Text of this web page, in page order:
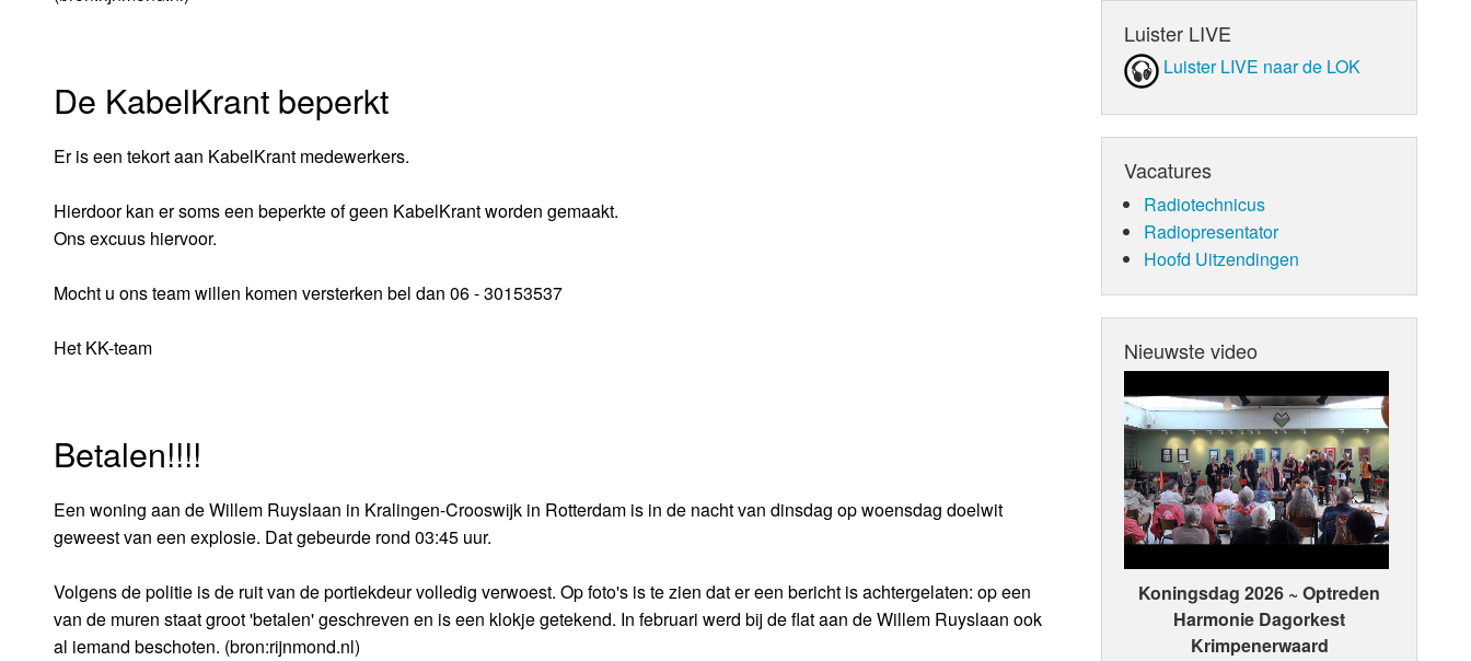
De KabelKrant beperkt
Er is een tekort aan KabelKrant medewerkers.
Hierdoor kan er soms een beperkte of geen KabelKrant worden gemaakt.
Ons excuus hiervoor.
Mocht u ons team willen komen versterken bel dan 06 - 30153537
Het KK-team
Betalen!!!!
Een woning aan de Willem Ruyslaan in Kralingen-Crooswijk in Rotterdam is in de nacht van dinsdag op woensdag doelwit
geweest van een explosie. Dat gebeurde rond 03:45 uur.
Volgens de politie is de ruit van de portiekdeur volledig verwoest. Op foto's is te zien dat er een bericht is achtergelaten: op een
van de muren staat groot 'betalen' geschreven en is een klokje getekend. In februari werd bij de flat aan de Willem Ruyslaan ook
al iemand beschoten. (bron:rijnmond.nl)
Luister LIVE
Luister LIVE naar de LOK
Vacatures
Radiotechnicus
Radiopresentator
Hoofd Uitzendingen
Nieuwste video
Koningsdag 2026 ~ Optreden
Harmonie Dagorkest
Krimpenerwaard